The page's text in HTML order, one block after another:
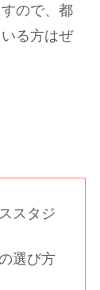
ので、都
る方はぜ
スタジ
選び方